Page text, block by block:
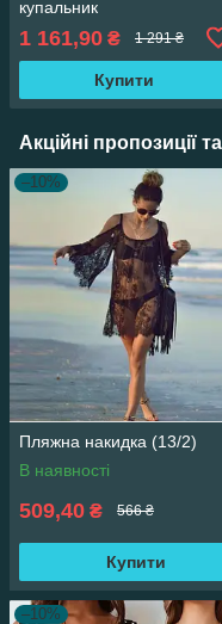
купальник
1 161,90 ₴ 1 291 ₴
Купити
Акційні пропозиції
–10%
Пляжна накидка (13/2)
В наявності
509,40 ₴ 566 ₴
Купити
–10%